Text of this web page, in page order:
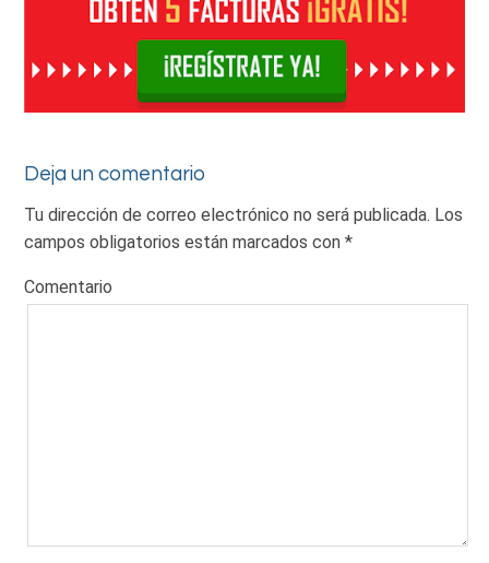
Deja un comentario
Tu dirección de correo electrónico no será publicada. Los
campos obligatorios están marcados con*
Comentario